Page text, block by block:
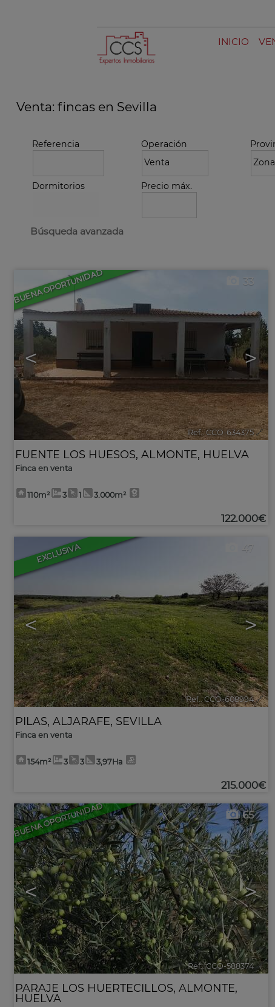
INICIO
Venta: fincas en Sevilla
Referencia Operación
Dormitorios Precio máx.
Búsqueda avanzada
BUENA OPORTUNIDAD
< >
33
Ref.. CCO-634375 🔗
FUENTE LOS HUESOS, ALMONTE, HUELVA
Finca en venta
110m² 3 1 3.000m²
122.000€
EXCLUSIVA
< >
47
Ref.. CCO-608994 🔗
PILAS, ALJARAFE, SEVILLA
Finca en venta
154m² 3 3 3,97Ha
215.000€
BUENA OPORTUNIDAD
< >
65
Ref.. CCO-588374 🔗
PARAJE LOS HUERTECILLOS, ALMONTE,
HUELVA